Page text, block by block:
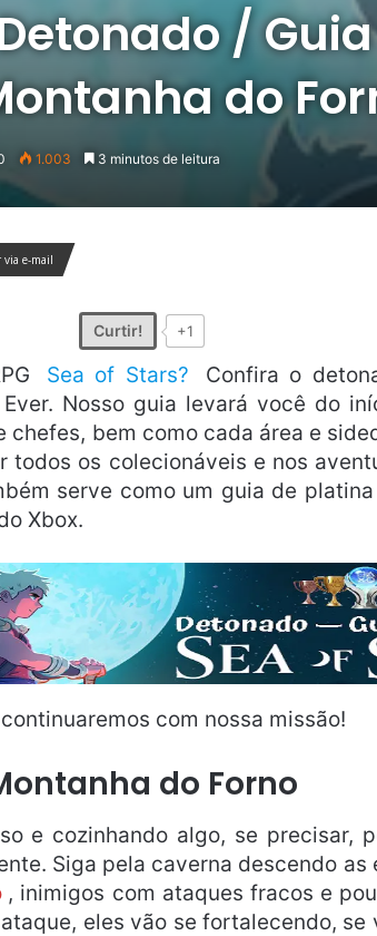
/
do
1.003 3 minutos de leitura
e-mail
Curtir! +1
Sea of Stars?
Confira o
Nosso guia levará você do
chefes, bem como cada área e
todos os colecionáveis e nos
serve como um guia de
Xbox.
continuaremos com nossa missão!
do Forno
e cozinhando algo, se precisar,
Siga pela caverna descendo
, inimigos com ataques fracos e
eles vão se fortalecendo, se